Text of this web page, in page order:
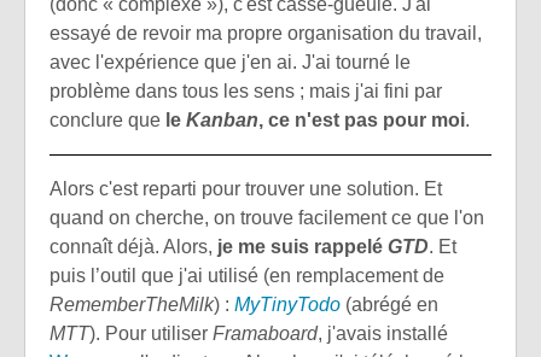
(donc « complexe »), c'est casse-gueule. J'ai
essayé de revoir ma propre organisation du travail,
avec l'expérience que j'en ai. J'ai tourné le
problème dans tous les sens ; mais j'ai fini par
conclure que le Kanban, ce n'est pas pour moi.
Alors c'est reparti pour trouver une solution. Et
quand on cherche, on trouve facilement ce que l'on
connaît déjà. Alors, je me suis rappelé GTD. Et
puis l’outil que j'ai utilisé (en remplacement de
RememberTheMilk) : MyTinyTodo (abrégé en
MTT). Pour utiliser Framaboard, j'avais installé